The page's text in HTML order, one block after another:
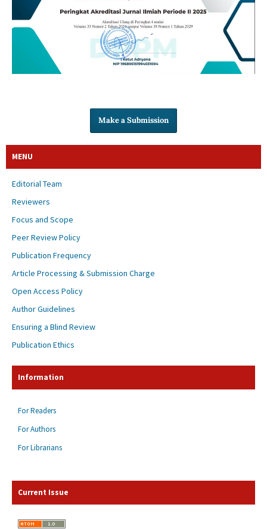
Make a Submission
MENU
Editorial Team
Reviewers
Focus and Scope
Peer Review Policy
Publication Frequency
Article Processing & Submission Charge
Open Access Policy
Author Guidelines
Ensuring a Blind Review
Publication Ethics
Information
For Readers
For Authors
For Librarians
Current Issue